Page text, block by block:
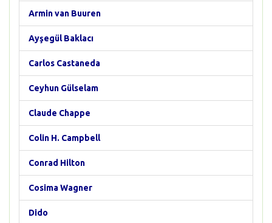
Armin van Buuren
Ayşegül Baklacı
Carlos Castaneda
Ceyhun Gülselam
Claude Chappe
Colin H. Campbell
Conrad Hilton
Cosima Wagner
Dido